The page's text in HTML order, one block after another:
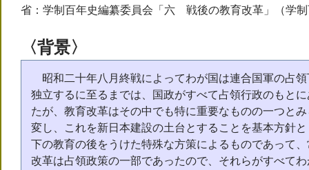
省：学制百年史編纂委員会「六 戦後の教育改革」（学
〈背景〉
昭和二十年八月終戦によってわが国は連合国軍の占
独立するに至るまでは、国政がすべて占領行政のもと
たが、教育改革はその中でも特に重要なものの一つと
変し、これを新日本建設の土台とすることを基本方針
下の教育の後をうけた特殊な方策によるものであって
改革は占領政策の一部であったので、それらがすべて